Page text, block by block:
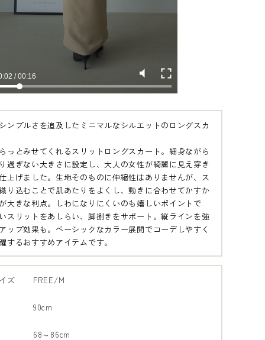
ンプルさを追及したミニマルなシルエットのロングスカ
っとみせてくれるスリットロングスカート。細身ながら
過ぎない大きさに設定し、大人の女性が綺麗に見え穿き
上げました。生地そのものに伸縮性はありませんが、ス
り込むことで肌あたりをよくし、動きに合わせてかすか
大きな利点。しわになりにくいのも嬉しいポイントで
スリットをあしらい、脚捌きをサポート。縦ラインを強
ップ効果も。ベーシックなカラー展開でコーデしやすく
するおすすめアイテムです。
ズ FREE/M
90cm
68～86cm